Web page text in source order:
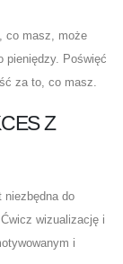
co masz, może
pieniędzy. Poświęć
za to, co masz.
Z
do
wizualizację i
i